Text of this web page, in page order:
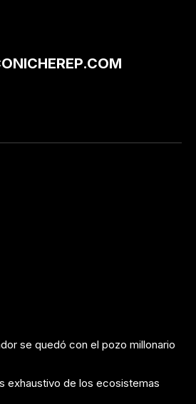
se quedó con el pozo millonario
exhaustivo de los ecosistemas